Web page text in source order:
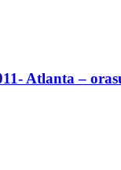
Atlanta –